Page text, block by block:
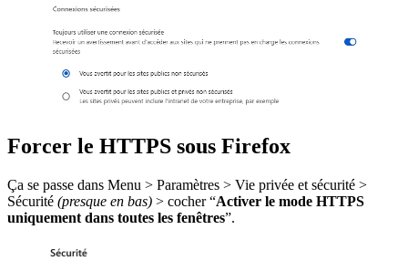
Forcer le HTTPS sous Firefox
Ça se passe dans Menu > Paramètres > Vie privée et sécurité >
Sécurité (presque en bas) > cocher “Activer le mode HTTPS
uniquement dans toutes les fenêtres”.